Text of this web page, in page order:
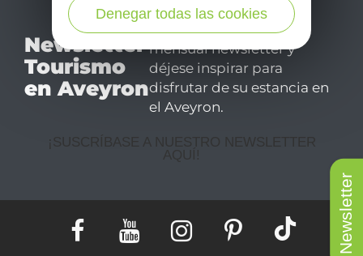
Newsletter
Newsletter
Tourismo
en Aveyron
No se pierda nuestro
mensual newsletter y
déjese inspirar para
disfrutar de su estancia en
el Aveyron.
¡SUSCRÍBASE A NUESTRO NEWSLETTER
AQUÍ!
Denegar todas las cookies